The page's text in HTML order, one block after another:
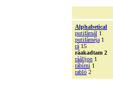
Alphabetical
putifárnál 1
putifárnéja 1
rá 15
ráakadtam 2
ráálljon 1
rábírni 1
rabló 2